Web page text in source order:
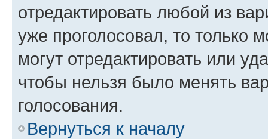
отредактировать любой из
уже проголосовал, то только
могут отредактировать или
чтобы нельзя было менять
голосования.
Вернуться к началу